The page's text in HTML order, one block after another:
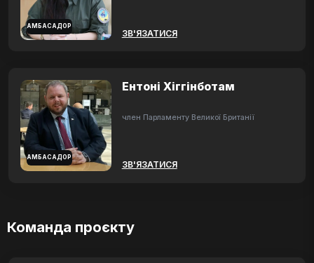
АМБАСАДОР
ЗВ'ЯЗАТИСЯ
АМБАСАДОР
Ентоні Хіггінботам
член Парламенту Великої Британії
ЗВ'ЯЗАТИСЯ
Команда проєкту